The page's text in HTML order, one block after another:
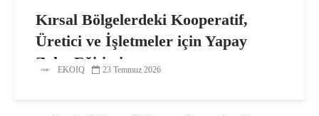
Kırsal Bölgelerdeki Kooperatif,
Üretici ve İşletmeler için Yapay
Zeka Eğitimi
EKOIQ 23 Temmuz 2026